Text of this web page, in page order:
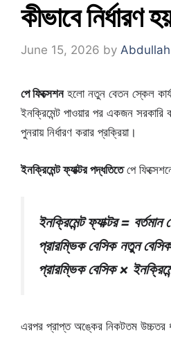
কীভাবে
June 15, 2026 by Abdullah
পে ফিক্সেশনহলো নতুন বেতন স্কেল
ইনক্রিমেন্ট পাওয়ার পর একজন সরকারি
পুনরায় নির্ধারণ করার প্রক্রিয়া।
ইনক্রিমেন্ট ফ্যাক্টর পদ্ধতিতেপে
ইনক্রিমেন্ট ফ্যাক্টর =
প্রারম্ভিক বেসিক নতুন
প্রারম্ভিক বেসিক ×
এরপর প্রাপ্ত অঙ্কের নিকটতম উচ্চতর